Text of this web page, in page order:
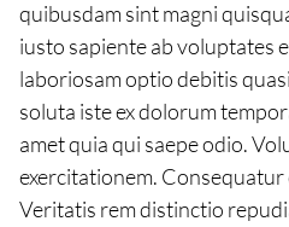
quibusdam sint magni
iusto sapiente ab voluptates
laboriosam optio debitis
soluta iste ex dolorum
amet quia qui saepe odio.
exercitationem. Consequatur
Veritatis rem distinctio